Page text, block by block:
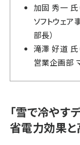
加固 秀一 氏
ソフトウェ
部長）
滝澤 好道 氏
営業企画部
「雪で冷やす
省電力効果